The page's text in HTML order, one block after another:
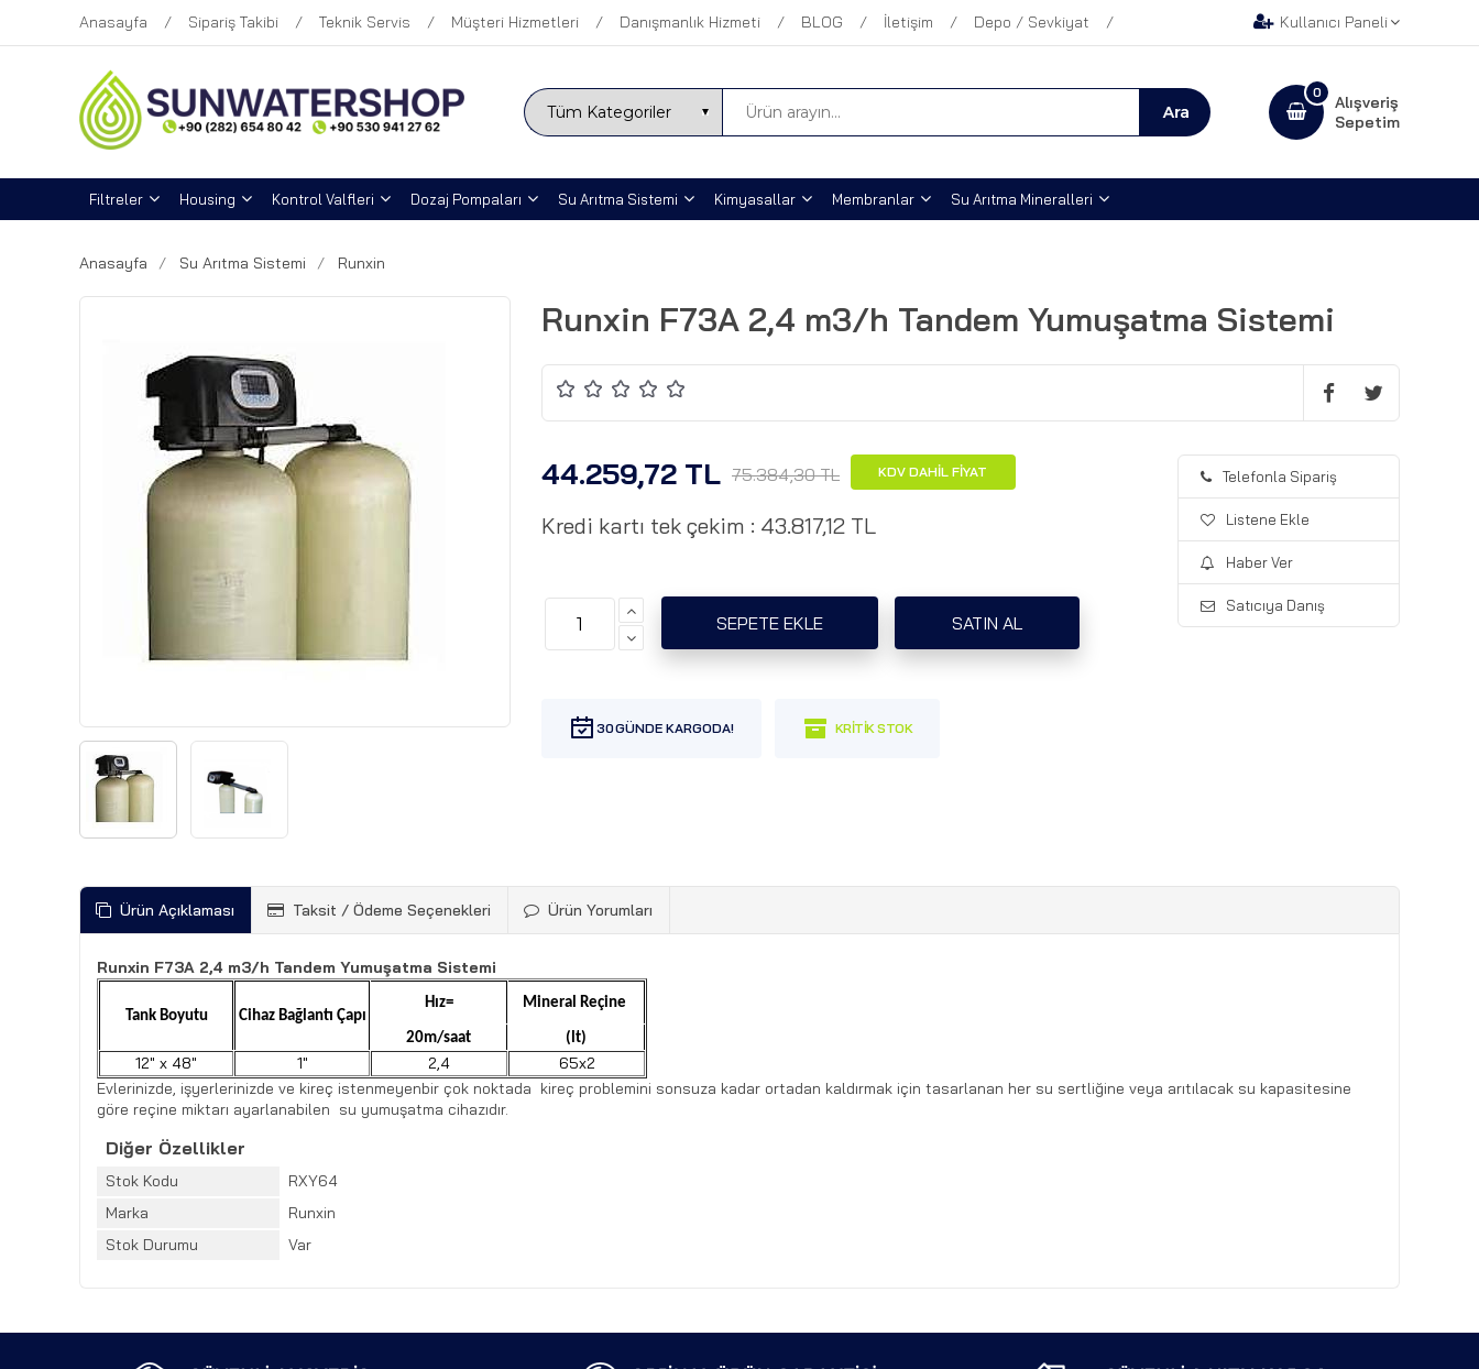
Anasayfa Sipariş Takibi Teknik Servis Müşteri Hizmetleri Danışmanlık Hizmeti BLOG İletişim Depo / Sevkiyat Kullanıcı Paneli
Alışveriş
Sepetim
0
Filtreler Housing Kontrol Valfleri Dozaj Pompaları Su Arıtma Sistemi Kimyasallar Membranlar Su Arıtma Mineralleri
Anasayfa Su Arıtma Sistemi Runxin
Runxin F73A 2,4 m3/h Tandem Yumuşatma Sistemi
44.259,72 TL 75.384,30 TL KDV DAHİL FİYAT
Kredi kartı tek çekim : 43.817,12 TL
30
Telefonla Sipariş
Listene Ekle
Haber Ver
Satıcıya Danış
Ürün Açıklaması Taksit / Ödeme Seçenekleri Ürün Yorumları
Runxin F73A 2,4 m3/h Tandem Yumuşatma Sistemi
Tank Boyutu Cihaz Bağlantı Çapı
Hız= Mineral Reçine
20m/saat (lt)
12″ x 48″ 1″ 2,4
65x2
Evlerinizde, işyerlerinizde ve kireç istenmeyenbir çok noktada kireç problemini sonsuza kadar ortadan kaldırmak için tasarlanan her su sertliğine veya arıtılacak su kapasitesine
göre reçine miktarı ayarlanabilen su yumuşatma cihazıdır.
Diğer Özellikler
Stok Kodu
RXY64
Marka
Runxin
Stok Durumu
Var